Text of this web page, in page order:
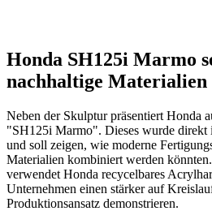
Honda SH125i Marmo
nachhaltige Materialien
Neben der Skulptur präsentiert Honda
"SH125i Marmo". Dieses wurde direkt
und soll zeigen, wie moderne
Materialien kombiniert werden
verwendet Honda recycelbares
Unternehmen einen stärker auf
Produktionsansatz demonstrieren.